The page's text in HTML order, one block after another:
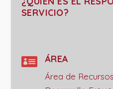
SERVICIO?
 ÁREA
Área de